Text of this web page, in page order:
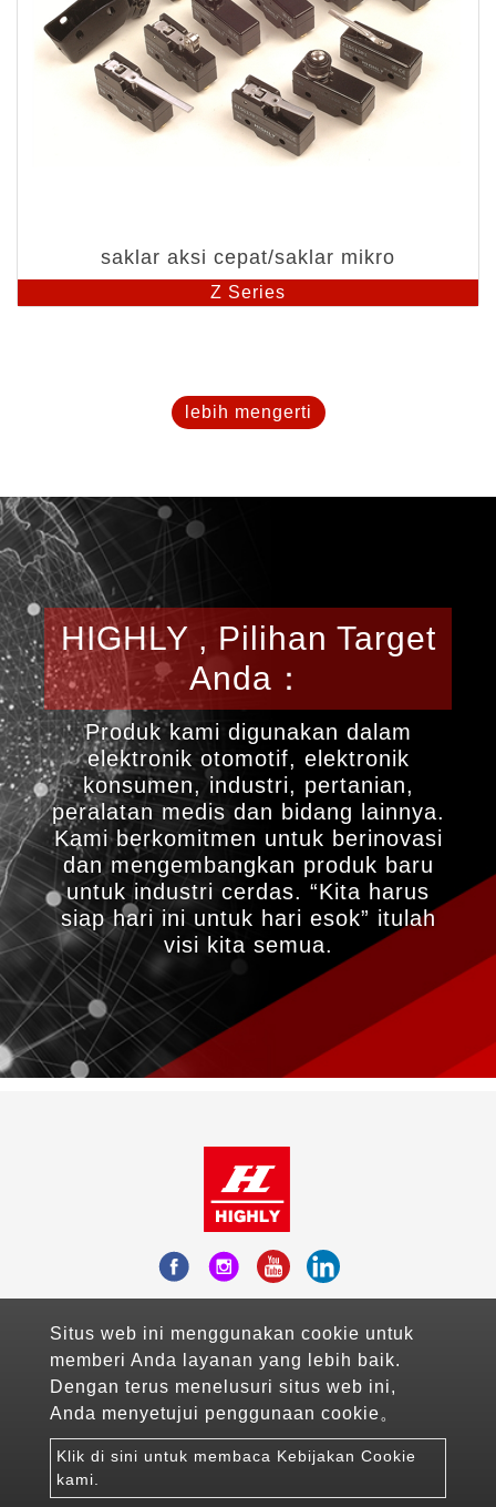
saklar aksi cepat/saklar mikro
Z Series
lebih mengerti
HIGHLY , Pilihan Target
Anda：
Produk kami digunakan dalam
elektronik otomotif, elektronik
konsumen, industri, pertanian,
peralatan medis dan bidang lainnya.
Kami berkomitmen untuk berinovasi
dan mengembangkan produk baru
untuk industri cerdas. “Kita harus
siap hari ini untuk hari esok” itulah
visi kita semua.
Situs web ini menggunakan cookie untuk
memberi Anda layanan yang lebih baik.
Dengan terus menelusuri situs web ini,
Anda menyetujui penggunaan cookie。
Klik di sini untuk membaca Kebijakan Cookie
kami.
Zhonghe District , New Taipei City, Taiwan
Mail：sales@highlyelec.com.tw
TEL：+886-2-8226-1490
FAX：+886-2-8226-1600
Copyright © 2026 Highly Electric Co., Ltd All rights
reserved.Atteipo.网站地图